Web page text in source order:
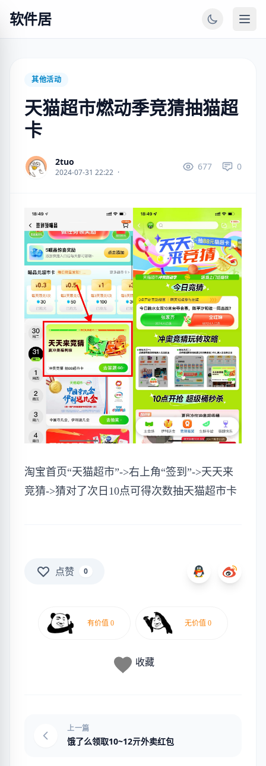
软件居
其他活动
天猫超市燃动季竞猜抽猫超
卡
2tuo
2024-07-31 22:22 ·
677 0
淘宝首页“天猫超市”->右上角“签到”->天天来
竞猜->猜对了次日10点可得次数抽天猫超市卡
点赞 0
收藏
上一篇
饿了么领取10~12亓外卖红包